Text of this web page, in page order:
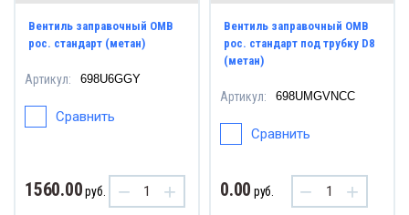
Вентиль заправочный OMB
рос. стандарт (метан)
Артикул: 698U6GGY
Сравнить
1560.00руб. − +
Вентиль заправочный ОМВ
рос. стандарт под трубку D8
(метан)
Артикул: 698UMGVNCC
Сравнить
0.00 руб. − +